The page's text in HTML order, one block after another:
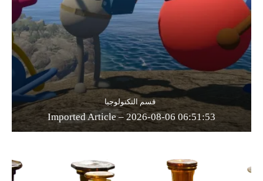
قسم التكنولوجيا
Imported Article – 2026-08-06 06:51:53